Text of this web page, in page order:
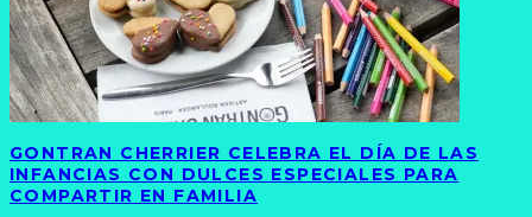
GONTRAN CHERRIER CELEBRA EL DÍA DE LAS
INFANCIAS CON DULCES ESPECIALES PARA
COMPARTIR EN FAMILIA